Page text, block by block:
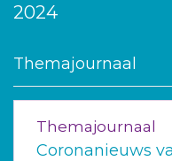
2024
Themajournaal
Themajournaal
Coronanieuws